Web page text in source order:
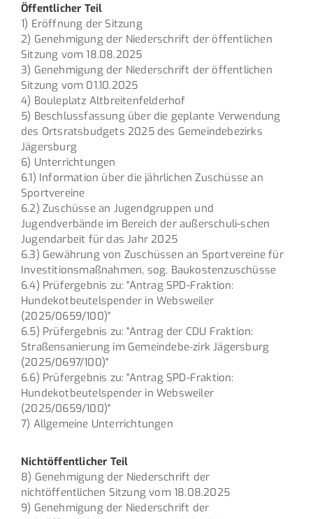
Öffentlicher Teil
1) Eröffnung der Sitzung
2) Genehmigung der Niederschrift der öffentlichen
Sitzung vom 18.08.2025
3) Genehmigung der Niederschrift der öffentlichen
Sitzung vom 01.10.2025
4) Bouleplatz Altbreitenfelderhof
5) Beschlussfassung über die geplante Verwendung
des Ortsratsbudgets 2025 des Gemeindebezirks
Jägersburg
6) Unterrichtungen
6.1) Information über die jährlichen Zuschüsse an
Sportvereine
6.2) Zuschüsse an Jugendgruppen und
Jugendverbände im Bereich der außerschuli-schen
Jugendarbeit für das Jahr 2025
6.3) Gewährung von Zuschüssen an Sportvereine für
Investitionsmaßnahmen, sog. Baukostenzuschüsse
6.4) Prüfergebnis zu: "Antrag SPD-Fraktion:
Hundekotbeutelspender in Websweiler
(2025/0659/100)"
6.5) Prüfergebnis zu: "Antrag der CDU Fraktion:
Straßensanierung im Gemeindebe-zirk Jägersburg
(2025/0697/100)"
6.6) Prüfergebnis zu: "Antrag SPD-Fraktion:
Hundekotbeutelspender in Websweiler
(2025/0659/100)"
7) Allgemeine Unterrichtungen
Nichtöffentlicher Teil
8) Genehmigung der Niederschrift der
nichtöffentlichen Sitzung vom 18.08.2025
9) Genehmigung der Niederschrift der